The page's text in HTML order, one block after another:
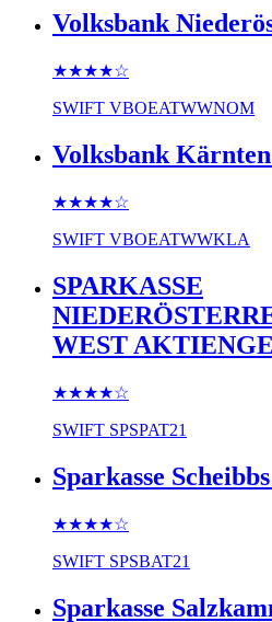
Volksbank
★★★★☆
SWIFT VBOEATWWNOM
Volksbank
★★★★☆
SWIFT VBOEATWWKLA
SPARKASSE
WEST
★★★★☆
SWIFT SPSPAT21
Sparkasse
★★★★☆
SWIFT SPSBAT21
Sparkasse